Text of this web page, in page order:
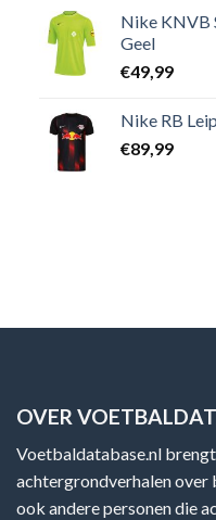
Nike KNVB
Geel
€49,99
Nike RB
€89,99
OVER
Voetbaldatabase.nl
achtergrondverhalen over
ook andere personen die